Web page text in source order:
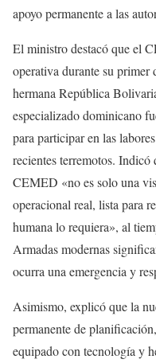
apoyo permanente a las
El ministro destacó que el
operativa durante su primer
hermana República
especializado dominicano
para participar en las
recientes terremotos.
CEMED «no es solo una
operacional real, lista para
humana lo requiera», al
Armadas modernas
ocurra una emergencia y
Asimismo, explicó que la
permanente de
equipado con tecnología y